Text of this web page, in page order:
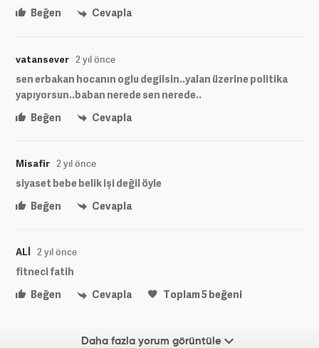
Beğen
Cevapla
vatansever 2 yıl önce
sen erbakan hocanın oglu degilsin..yalan üzerine politika
yapıyorsun..baban nerede sen nerede..
Beğen
Cevapla
Misafir 2 yıl önce
siyaset bebe belik işi değil öyle
Beğen
Cevapla
ALİ 2 yıl önce
fitneci fatih
Beğen
Cevapla Toplam5beğeni
Daha fazla yorum görüntüle